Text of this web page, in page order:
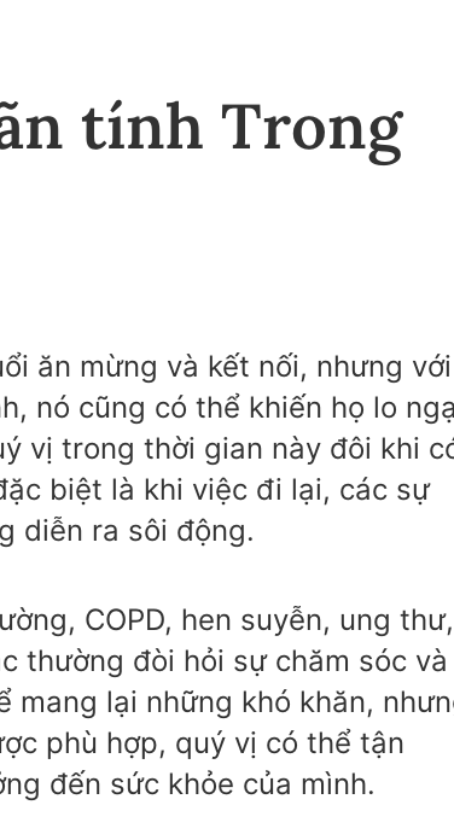
tính Trong
ăn mừng và kết nối, nhưng với
nó cũng có thể khiến họ lo
vị trong thời gian này đôi khi
biệt là khi việc đi lại, các sự
diễn ra sôi động.
COPD, hen suyễn, ung thư,
thường đòi hỏi sự chăm sóc và
mang lại những khó khăn,
phù hợp, quý vị có thể tận
đến sức khỏe của mình.